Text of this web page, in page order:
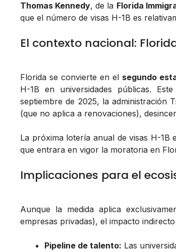
Thomas Kennedy, de la Florida
que el número de visas H-1B es
El contexto nacional:
Florida se convierte en el segundo
H-1B en universidades públicas.
septiembre de 2025, la administración
(que no aplica a renovaciones),
La próxima lotería anual de visas H-
que entrara en vigor la moratoria en
Implicaciones para el
Aunque la medida aplica
empresas privadas), el impacto
Pipeline de talento: Las